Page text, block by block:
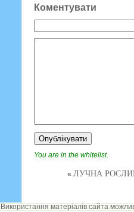
Коментувати
You are in the whitelist.
« ЛУЧНА
Використання матеріалів сайта